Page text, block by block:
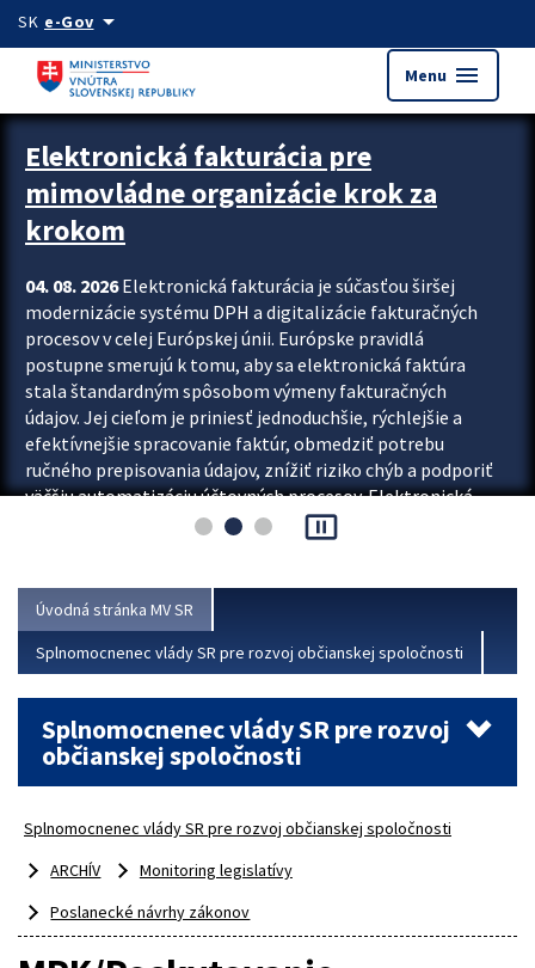
Preskocit na hlavný obsah
SK e-Govarrow_drop_down
Menu menu
Zastavit automatický posun upútavok
Elektronická fakturácia pre
mimovládne organizácie krok za
krokom
04. 08. 2026Elektronická fakturácia je súčasťou širšej
modernizácie systému DPH a digitalizácie fakturačných
procesov v celej Európskej únii. Európske pravidlá
postupne smerujú k tomu, aby sa elektronická faktúra
stala štandardným spôsobom výmeny fakturačných
údajov. Jej cieľom je priniesť jednoduchšie, rýchlejšie a
efektívnejšie spracovanie faktúr, obmedziť potrebu
ručného prepisovania údajov, znížiť riziko chýb a podporiť
väčšiu automatizáciu účtovných procesov. Elektronická
fakturácia preto nepredstavuje...
pause_presentation
Úvodná stránka MV SR
Splnomocnenec vlády SR pre rozvoj občianskej spoločnosti
Splnomocnenec vlády SR pre rozvoj
občianskej spoločnosti
Splnomocnenec vlády SR pre rozvoj občianskej spoločnosti
ARCHÍV
Monitoring legislatívy
Poslanecké návrhy zákonov